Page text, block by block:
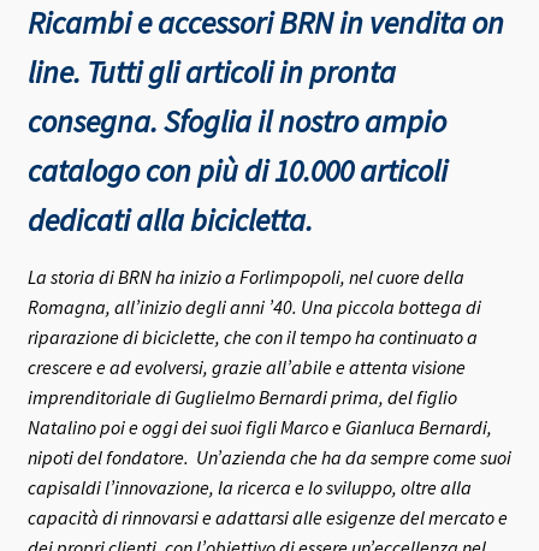
Ricambi e accessori BRN in vendita on
line. Tutti gli articoli in pronta
consegna.Sfoglia il nostro ampio
catalogo con più di 10.000 articoli
dedicati alla bicicletta.
La storia di BRN ha inizio a Forlimpopoli, nel cuore della
Romagna, all’inizio degli anni ’40. Una piccola bottega di
riparazione di biciclette, che con il tempo ha continuato a
crescere e ad evolversi, grazie all’abile e attenta visione
imprenditoriale di Guglielmo Bernardi prima, del figlio
Natalino poi e oggi dei suoi figli Marco e Gianluca Bernardi,
nipoti del fondatore. Un’azienda che ha da sempre come suoi
capisaldi l’innovazione, la ricerca e lo sviluppo, oltre alla
capacità di rinnovarsi e adattarsi alle esigenze del mercato e